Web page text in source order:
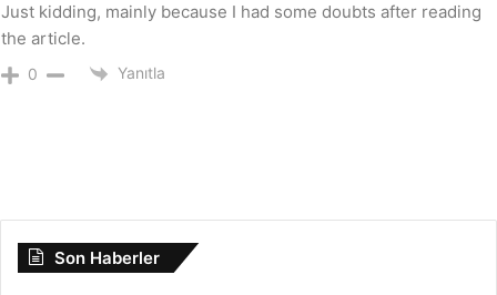
Just kidding, mainly because I had some doubts after reading
the article.
0 Yanıtla
Son Haberler